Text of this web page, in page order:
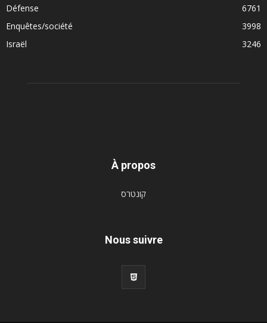
Défense
6761
Enquêtes/société
3998
Israël
3246
À propos
קונטרס
Nous suivre